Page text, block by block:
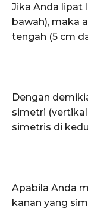
Jika Anda lipat
bawah), maka
tengah (5 cm
Dengan
simetri
simetris di
Apabila Anda
kanan yang